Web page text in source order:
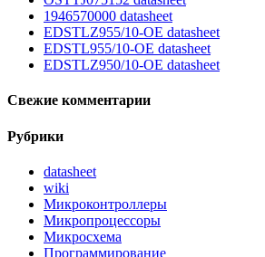
1946570000 datasheet
EDSTLZ955/10-OE datasheet
EDSTL955/10-OE datasheet
EDSTLZ950/10-OE datasheet
Свежие комментарии
Рубрики
datasheet
wiki
Микроконтроллеры
Микропроцессоры
Микросхема
Программирование